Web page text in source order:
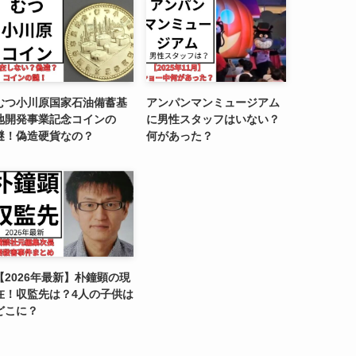
つ小川原国家石油備蓄基
開発事業記念コインの
！偽造硬貨なの？
アンパンマンミュージアム
に男性スタッフはいない？
何があった？
2026年最新】朴鐘顕の現
！収監先は？4人の子供は
こに？